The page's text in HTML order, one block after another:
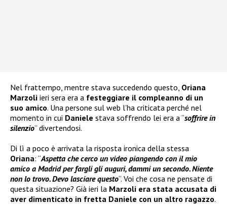
Nel frattempo, mentre stava succedendo questo, Oriana
Marzoli ieri sera era a festeggiare il compleanno di un
suo amico. Una persone sul web l’ha criticata perché nel
momento in cui Daniele stava soffrendo lei era a “soffrire in
silenzio” divertendosi.
Di lì a poco è arrivata la risposta ironica della stessa
Oriana: “Aspetta che cerco un video piangendo con il mio
amico a Madrid per fargli gli auguri, dammi un secondo. Niente
non lo trovo. Devo lasciare questo“. Voi che cosa ne pensate di
questa situazione? Già ieri la Marzoli era stata accusata di
aver dimenticato in fretta Daniele con un altro ragazzo.